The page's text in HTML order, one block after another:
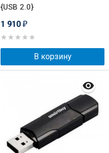
{USB 2.0}
1 910 ₽
В корзину